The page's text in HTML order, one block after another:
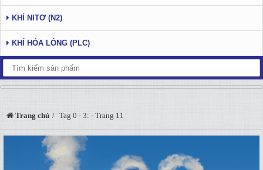
KHÍ NITƠ (N2)
KHÍ HÓA LỎNG (PLC)
Trang chủ Tag 0 - 3: - Trang 11